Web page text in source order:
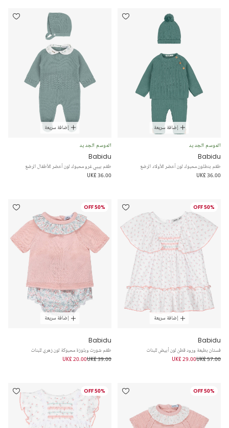
إضافة سريعة
الموسم الجديد
Babidu
طقم بنطلون محبوك لون أخضر للأولاد الرضع
UK£ 36.00
إضافة سريعة
الموسم الجديد
Babidu
طقم بيبي غرو محبوك لون أخضر للأطفال الرضع
UK£ 36.00
50% OFF
إضافة سريعة
Babidu
فستان بطبعة ورود قطن لون أبيض للبنات
UK£ 57.00
UK£ 29.00
50% OFF
إضافة سريعة
Babidu
طقم شورت وبلوزة محبوكة لون زهري للبنات
UK£ 39.00
UK£ 20.00
50% OFF
50% OFF